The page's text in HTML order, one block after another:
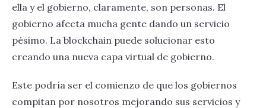
ella y el gobierno, claramente, son personas. El
gobierno afecta mucha gente dando un servicio
pésimo. La blockchain puede solucionar esto
creando una nueva capa virtual de gobierno.
Este podría ser el comienzo de que los gobiernos
compitan por nosotros mejorando sus servicios y